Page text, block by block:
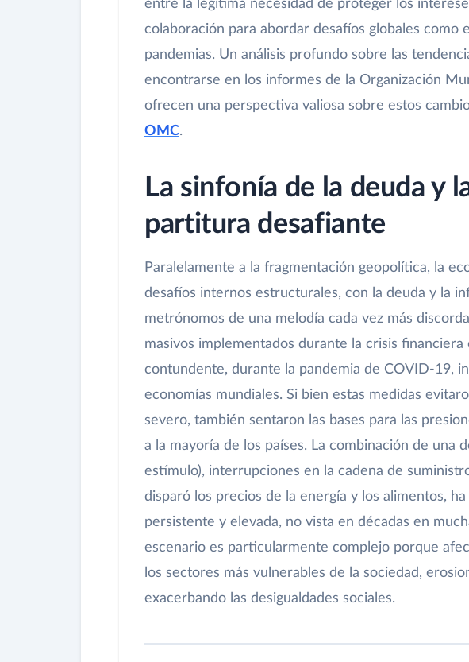
entre la legítima necesidad de proteger los
colaboración para abordar desafíos globales como
pandemias. Un análisis profundo sobre las
encontrarse en los informes de la Organización
ofrecen una perspectiva valiosa sobre estos
OMC.
La sinfonía de la deuda y
partitura desafiante
Paralelamente a la fragmentación geopolítica, la
desafíos internos estructurales, con la deuda y la
metrónomos de una melodía cada vez más
masivos implementados durante la crisis
contundente, durante la pandemia de COVID-19,
economías mundiales. Si bien estas medidas
severo, también sentaron las bases para las
a la mayoría de los países. La combinación de una
estímulo), interrupciones en la cadena de
disparó los precios de la energía y los alimentos,
persistente y elevada, no vista en décadas en
escenario es particularmente complejo porque
los sectores más vulnerables de la sociedad,
exacerbando las desigualdades sociales.